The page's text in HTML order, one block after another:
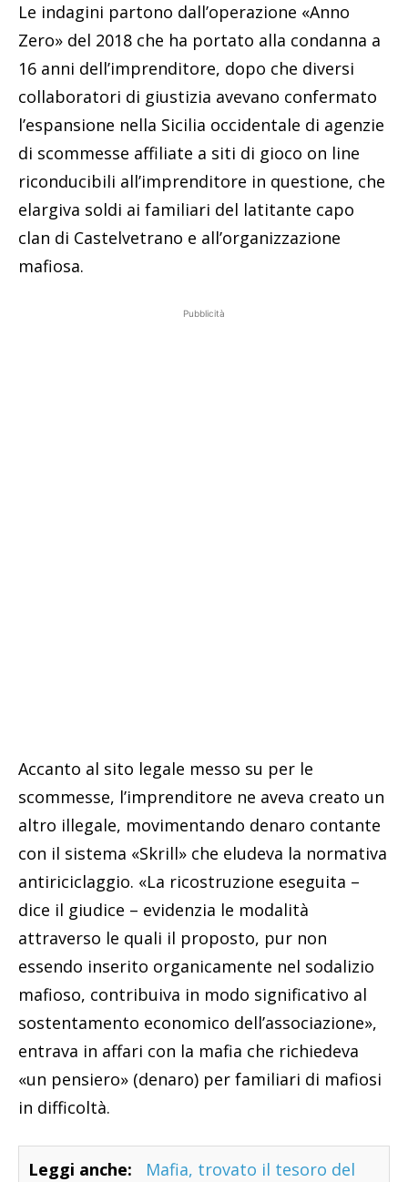
Le indagini partono dall’operazione «Anno
Zero» del 2018 che ha portato alla condanna a
16 anni dell’imprenditore, dopo che diversi
collaboratori di giustizia avevano confermato
l’espansione nella Sicilia occidentale di agenzie
di scommesse affiliate a siti di gioco on line
riconducibili all’imprenditore in questione, che
elargiva soldi ai familiari del latitante capo
clan di Castelvetrano e all’organizzazione
mafiosa.
Pubblicità
Accanto al sito legale messo su per le
scommesse, l’imprenditore ne aveva creato un
altro illegale, movimentando denaro contante
con il sistema «Skrill» che eludeva la normativa
antiriciclaggio. «La ricostruzione eseguita –
dice il giudice – evidenzia le modalità
attraverso le quali il proposto, pur non
essendo inserito organicamente nel sodalizio
mafioso, contribuiva in modo significativo al
sostentamento economico dell’associazione»,
entrava in affari con la mafia che richiedeva
«un pensiero» (denaro) per familiari di mafiosi
in difficoltà.
Leggi anche:
Mafia, trovato il tesoro del